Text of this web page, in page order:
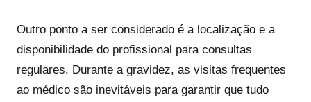
Outro ponto a ser considerado é a localização e a
disponibilidade do profissional para consultas
regulares. Durante a gravidez, as visitas frequentes
ao médico são inevitáveis para garantir que tudo